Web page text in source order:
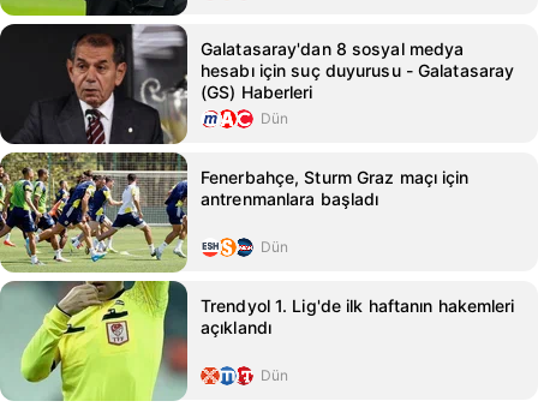
Galatasaray'dan 8 sosyal medya
hesabı için suç duyurusu - Galatasaray
(GS) Haberleri
Dün
Fenerbahçe, Sturm Graz maçı için
antrenmanlara başladı
Dün
Trendyol 1. Lig'de ilk haftanın hakemleri
açıklandı
Dün